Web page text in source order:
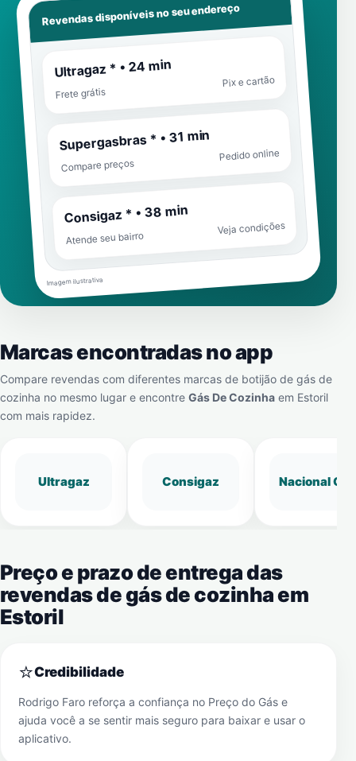
Revendas disponíveis no seu endereço
Ultragaz * • 24 min
Frete grátis
Pix e cartão
Supergasbras * • 31 min
Compare preços
Pedido online
Consigaz * • 38 min
Atende seu bairro
Veja condições
Imagem ilustrativa
Marcas encontradas no app
Compare revendas com diferentes marcas de botijão de gás de
cozinha no mesmo lugar e encontre Gás De Cozinha em Estoril
com mais rapidez.
Ultragaz Consigaz Nacional Gás
Preço e prazo de entrega das
revendas de gás de cozinha em
Estoril
⭐Credibilidade
Rodrigo Faro reforça a confiança no Preço do Gás e
ajuda você a se sentir mais seguro para baixar e usar o
aplicativo.